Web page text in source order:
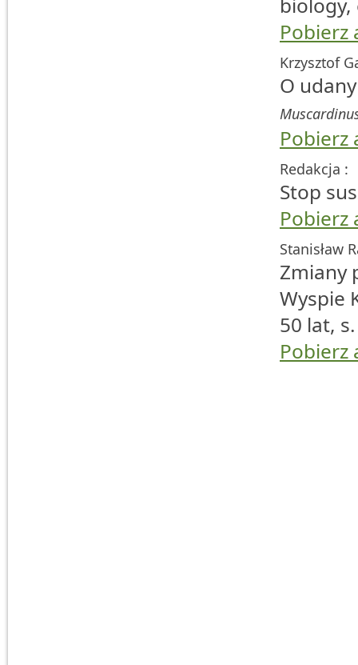
Pobierz
Krzysztof
O
Pobierz
Redakcja :
Stop
Pobierz
Stanisław
Zmiany
Wyspie
50 lat,
Pobierz